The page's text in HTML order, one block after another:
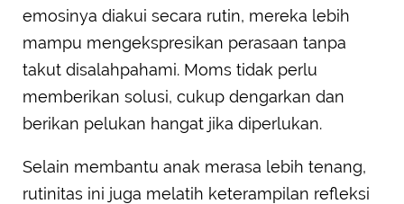
emosinya diakui secara rutin, mereka lebih
mampu mengekspresikan perasaan tanpa
takut disalahpahami. Moms tidak perlu
memberikan solusi, cukup dengarkan dan
berikan pelukan hangat jika diperlukan.
Selain membantu anak merasa lebih tenang,
rutinitas ini juga melatih keterampilan refleksi